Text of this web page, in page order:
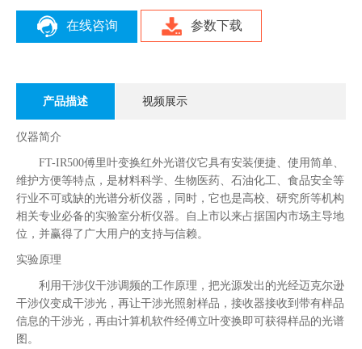
在线咨询 参数下载
产品描述 视频展示
仪器简介
FT-IR500傅里叶变换红外光谱仪它具有安装便捷、使用简单、
维护方便等特点，是材料科学、生物医药、石油化工、食品安全等
行业不可或缺的光谱分析仪器，同时，它也是高校、研究所等机构
相关专业必备的实验室分析仪器。
自上市以来占据国内市场主导地
位，并赢得了广大用户的支持与信赖。
实验原理
利用干涉仪干涉调频的工作原理，把光源发出的光经迈克尔逊
干涉仪变成干涉光，再让干涉光照射样品，接收器接收到带有样品
信息的干涉光，再由计算机软件经傅立叶变换即可获得样品的光谱
图。